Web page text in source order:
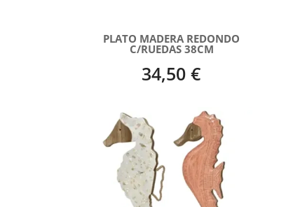
PLATO MADERA REDONDO
C/RUEDAS 38CM
34,50 €